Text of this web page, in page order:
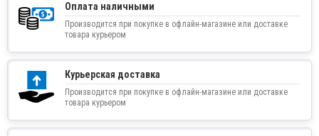
Оплата наличными
Производится при покупке в офлайн-магазине или доставке
товара курьером
Курьерская доставка
Производится при покупке в офлайн-магазине или доставке
товара курьером